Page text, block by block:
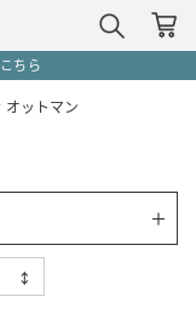
ちら
オットマン